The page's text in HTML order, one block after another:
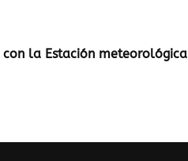
la Estación meteorológica